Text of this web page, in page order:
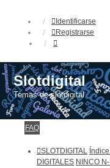
Identificarse
Registrarse
Slotdigital
Temas de slotdigital
FAQ
SLOTDIGITAL
DIGITALES NINCO